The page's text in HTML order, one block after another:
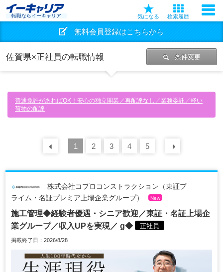
転職ならイーキャリア 気になる 検索履歴
無料会員登録はこちらから
佐賀県×正社員の転職情報 条件変更
普通免許があればOK！安心の独立開業／再配達なし／業務委託／軽い
荷物の配達
前の 30
1 2 3 4 5
株式会社コプロコンストラクション（東証プ
ライム・名証プレミア上場企業グループ）
New
施工管理◆経験者優遇・シニア歓迎／東証・名証上場企
業グループ／収入UPを実現／ g◆
正社員
掲載終了日：2026/8/28